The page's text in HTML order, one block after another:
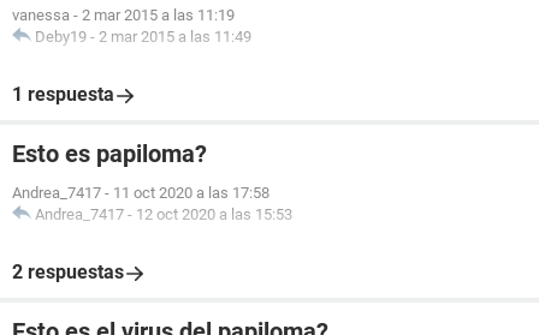
vanessa - 2 mar 2015 a las 11:19
Deby19 - 2 mar 2015 a las 11:49
1 respuesta
Esto es papiloma?
Andrea_7417 - 11 oct 2020 a las 17:58
Andrea_7417 - 12 oct 2020 a las 15:53
2 respuestas